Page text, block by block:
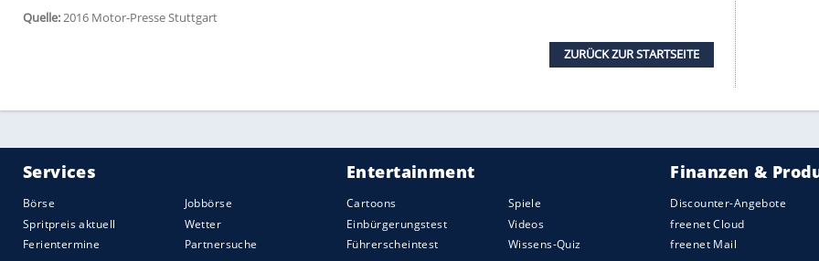
abstellen.
Ein gut ausgestatteter Neuwagen ohne Eco-Mode wäre wie ein nicht trinkender Rockstar –
schwer vorstellbar. So hat auch derCliounter der Tachoanzeige eine „Öko-Ampel“ in Form
eines horizontalen Lichtstreifens, das je nach Verbrauch orange, gelb oder grün leuchtet.
Wer immer schön grün fährt, könnte so vielleicht den angegebenen kombinierten
Durchschnittsverbrauch
von 3,5 Litern erreichen. Lässt sich ebenfalls abstellen.
9. Viel Platz im Kofferraum